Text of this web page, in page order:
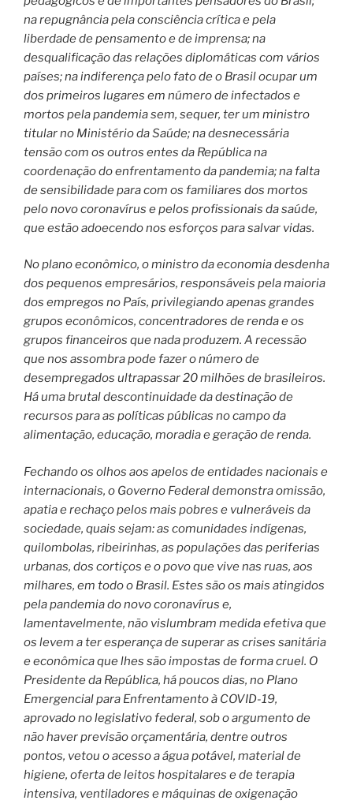
na repugnância pela consciência crítica e pela
liberdade de pensamento e de imprensa; na
desqualificação das relações diplomáticas com vários
países; na indiferença pelo fato de o Brasil ocupar um
dos primeiros lugares em número de infectados e
mortos pela pandemia sem, sequer, ter um ministro
titular no Ministério da Saúde; na desnecessária
tensão com os outros entes da República na
coordenação do enfrentamento da pandemia; na falta
de sensibilidade para com os familiares dos mortos
pelo novo coronavírus e pelos profissionais da saúde,
que estão adoecendo nos esforços para salvar vidas.
No plano econômico, o ministro da economia desdenha
dos pequenos empresários, responsáveis pela maioria
dos empregos no País, privilegiando apenas grandes
grupos econômicos, concentradores de renda e os
grupos financeiros que nada produzem. A recessão
que nos assombra pode fazer o número de
desempregados ultrapassar 20 milhões de brasileiros.
Há uma brutal descontinuidade da destinação de
recursos para as políticas públicas no campo da
alimentação, educação, moradia e geração de renda.
Fechando os olhos aos apelos de entidades nacionais e
internacionais, o Governo Federal demonstra omissão,
apatia e rechaço pelos mais pobres e vulneráveis da
sociedade, quais sejam: as comunidades indígenas,
quilombolas, ribeirinhas, as populações das periferias
urbanas, dos cortiços e o povo que vive nas ruas, aos
milhares, em todo o Brasil. Estes são os mais atingidos
pela pandemia do novo coronavírus e,
lamentavelmente, não vislumbram medida efetiva que
os levem a ter esperança de superar as crises sanitária
e econômica que lhes são impostas de forma cruel. O
Presidente da República, há poucos dias, no Plano
Emergencial para Enfrentamento à COVID-19,
aprovado no legislativo federal, sob o argumento de
não haver previsão orçamentária, dentre outros
pontos, vetou o acesso a água potável, material de
higiene, oferta de leitos hospitalares e de terapia
intensiva, ventiladores e máquinas de oxigenação